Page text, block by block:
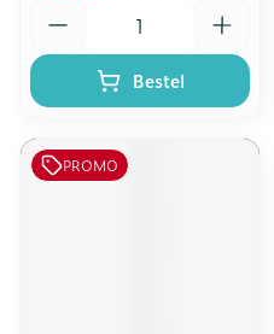
Bestel
PROMO